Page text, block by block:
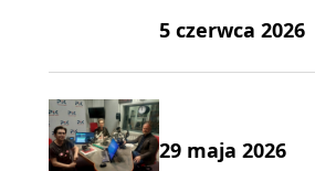
5 czerwca 2026
29 maja 2026